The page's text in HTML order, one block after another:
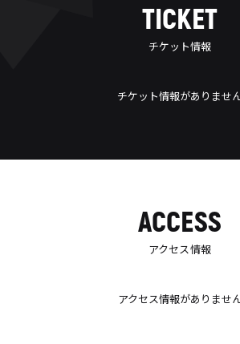
TICKET
チケット情報
チケット情報がありませ
ACCESS
アクセス情報
アクセス情報がありませ